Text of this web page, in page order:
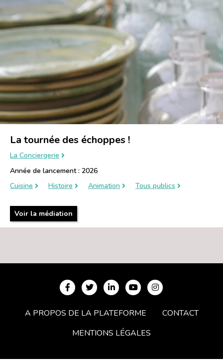
La tournée des échoppes !
La Conciergerie
Année de lancement : 2026
Cuisine
Histoire Animation Tous publics
Voir la médiation
A PROPOS DE LA PLATEFORME
CONTACT
MENTIONS LÉGALES